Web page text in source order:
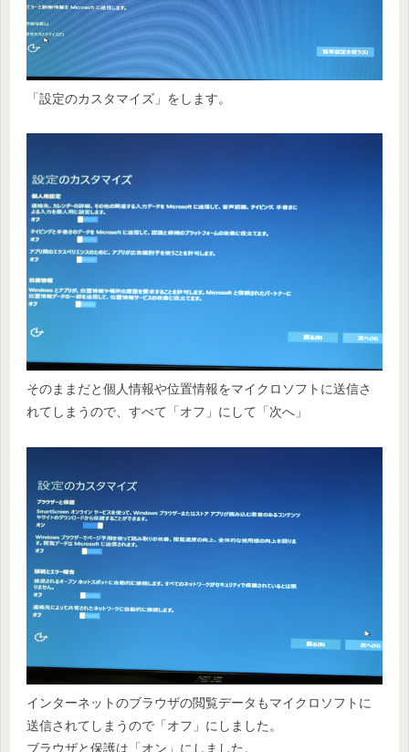
「設定のカスタマイズ」をします。
そのままだと個人情報や位置情報をマイクロソフトに送信さ
れてしまうので、すべて「オフ」にして「次へ」
インターネットのブラウザの閲覧データもマイクロソフトに
送信されてしまうので「オフ」にしました。
ブラウザと保護は「オン」にしました。